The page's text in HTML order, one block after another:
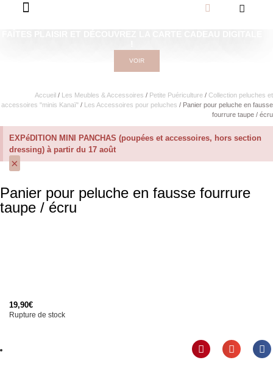
VOIR
Accueil / Les Meubles & Accessoires / Petite Puériculture / Collection peluches et
accessoires "minis Kanaï" / Les Accessoires pour peluches / Panier pour peluche en fausse
fourrure taupe / écru
EXPéDITION MINI PANCHAS (poupées et accessoires, hors section
dressing) à partir du 17 août
×
Panier pour peluche en fausse fourrure
taupe / écru
19,90€
Rupture de stock